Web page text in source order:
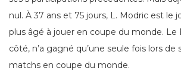
nul. À 37 ans et 75 jours, L. Modric est le
plus âgé à jouer en coupe du monde. Le
côté, n’a gagné qu’une seule fois lors de
matchs en coupe du monde.